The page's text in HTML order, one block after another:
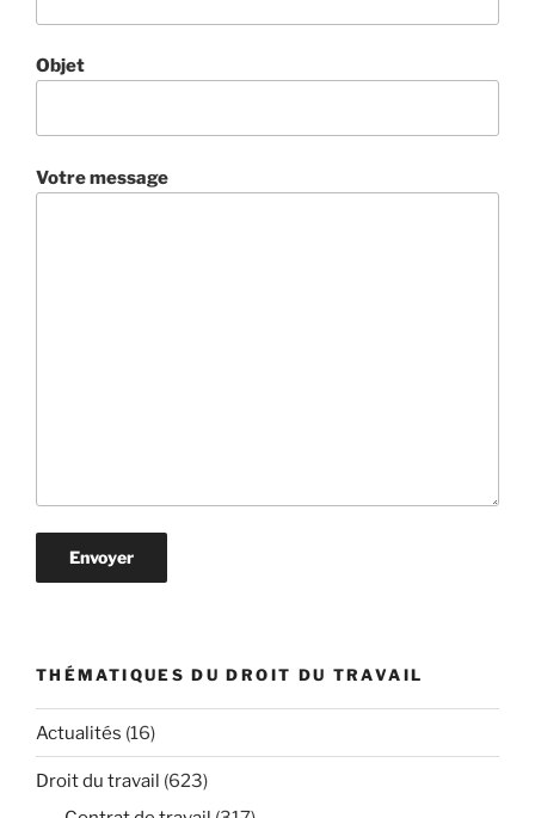
Objet
Votre message
THÉMATIQUES DU DROIT DU TRAVAIL
Actualités (16)
Droit du travail (623)